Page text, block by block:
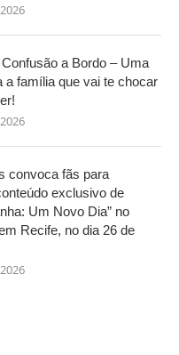
a Bordo – Uma
a família que vai te chocar
convoca fãs para
exclusivo de
Um Novo Dia” no
Recife, no dia 26 de